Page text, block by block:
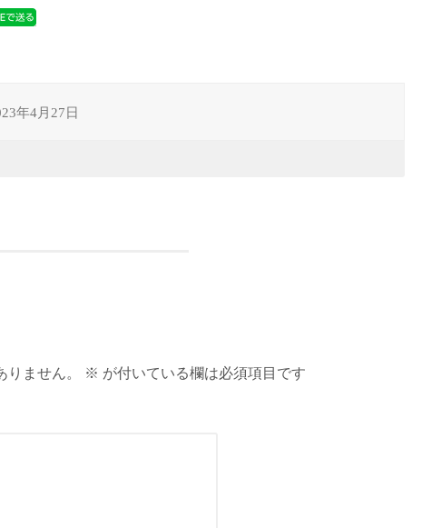
年4月27日
りません。 ※ が付いている欄は必須項目です